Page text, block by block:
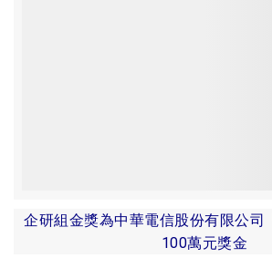
企研組金獎為中華電信股份有限公司
100萬元獎金